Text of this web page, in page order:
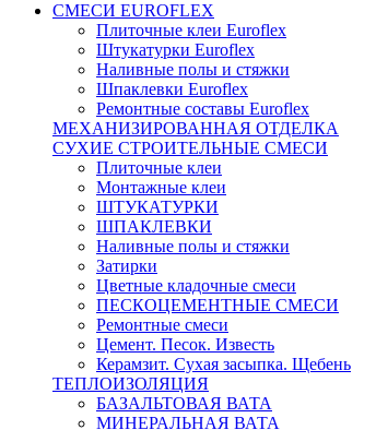
СМЕСИ EUROFLEX
Плиточные клеи Euroflex
Штукатурки Euroflex
Наливные полы и стяжки
Шпаклевки Euroflex
Ремонтные составы Euroflex
МЕХАНИЗИРОВАННАЯ ОТДЕЛКА
СУХИЕ СТРОИТЕЛЬНЫЕ СМЕСИ
Плиточные клеи
Монтажные клеи
ШТУКАТУРКИ
ШПАКЛЕВКИ
Наливные полы и стяжки
Затирки
Цветные кладочные смеси
ПЕСКОЦЕМЕНТНЫЕ СМЕСИ
Ремонтные смеси
Цемент. Песок. Известь
Керамзит. Сухая засыпка. Щебень
ТЕПЛОИЗОЛЯЦИЯ
БАЗАЛЬТОВАЯ ВАТА
МИНЕРАЛЬНАЯ ВАТА